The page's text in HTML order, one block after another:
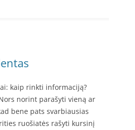
kaip rinkti informaciją?
norint parašyti vieną ar
bene pats svarbiausias
ruošiatės rašyti kursinį